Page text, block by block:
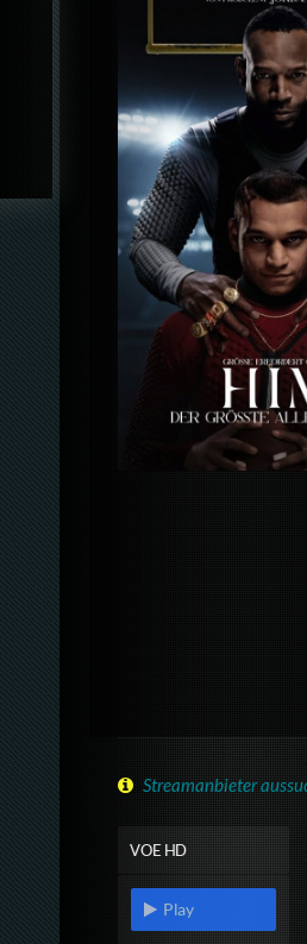
Streamanbieter
VOE HD
Play